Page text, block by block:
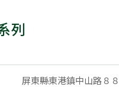
列
屏東縣東港鎮中山路８